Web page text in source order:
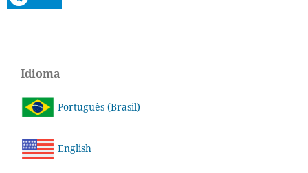
Idioma
Português (Brasil)
English